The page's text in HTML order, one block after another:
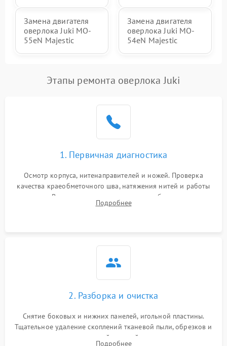
Замена двигателя
оверлока Juki MO-
55eN Majestic
Замена двигателя
оверлока Juki MO-
54eN Majestic
Этапы ремонта оверлока Juki
1. Первичная диагностика
Осмотр корпуса, нитенаправителей и ножей. Проверка
качества краеобметочного шва, натяжения нитей и работы
педали. Выявление пропусков стежков, обрывов нити,
заклинивания или тупого среза ткани на тестовом образце.
Подробнее
2. Разборка и очистка
Снятие боковых и нижних панелей, игольной пластины.
Тщательное удаление скоплений тканевой пыли, обрезков и
очесов из зоны петлителей и ножей с помощью жестких
Подробнее